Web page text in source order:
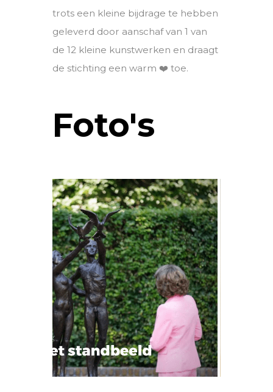
trots een kleine bijdrage te hebben
geleverd door aanschaf van 1 van
de 12 kleine kunstwerken en draagt
de stichting een warm ❤️ toe.
Foto's